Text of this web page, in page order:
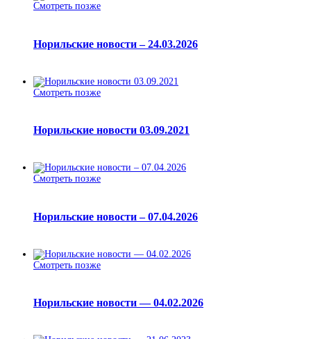
Смотреть позже
Норильские новости – 24.03.2026
Смотреть позже
Норильские новости 03.09.2021
Смотреть позже
Норильские новости – 07.04.2026
Смотреть позже
Норильские новости — 04.02.2026